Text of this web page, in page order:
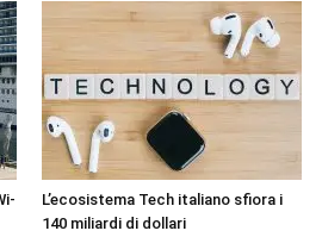
L’ecosistema Tech italiano sfiora i
140 miliardi di dollari